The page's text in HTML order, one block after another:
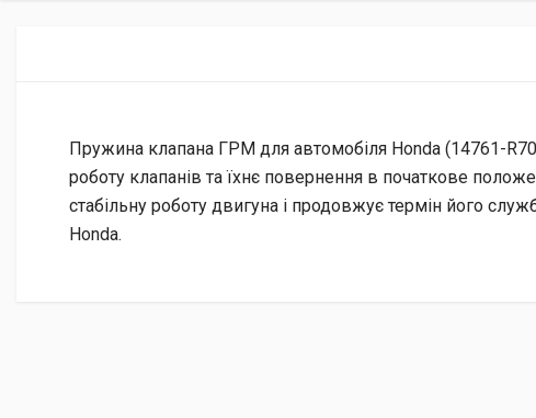
Пружина клапана ГРМ для автомобіля Honda (14761-
роботу клапанів та їхнє повернення в початкове
стабільну роботу двигуна і продовжує термін його
Honda.